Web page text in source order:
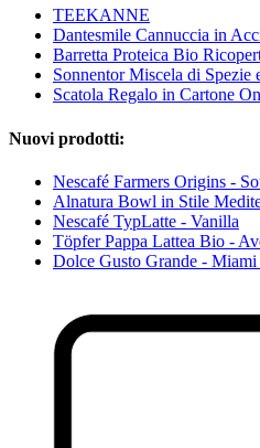
TEEKANNE
Dantesmile Cannuccia in
Barretta Proteica Bio
Sonnentor Miscela di Spezie
Scatola Regalo in Cartone
Nuovi prodotti:
Nescafé Farmers Origins -
Alnatura Bowl in Stile
Nescafé TypLatte - Vanilla
Töpfer Pappa Lattea Bio -
Dolce Gusto Grande -